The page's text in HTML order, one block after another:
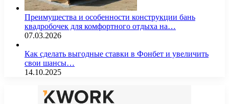
Преимущества и особенности конструкции бань
квадробочек для комфортного отдыха на…
07.03.2026
Как сделать выгодные ставки в Фонбет и увеличить
свои шансы…
14.10.2025